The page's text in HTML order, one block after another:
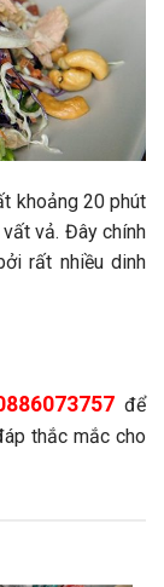
khoảng 20 phút
vả. Đây chính
rất nhiều dinh
để
thắc mắc cho